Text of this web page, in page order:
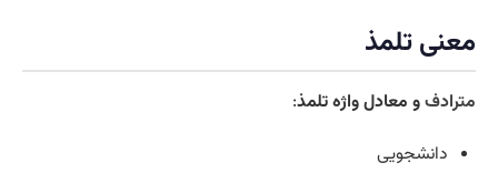
معنی تلمذ
مترادفو معادل واژه تلمذ:
دانشجویی